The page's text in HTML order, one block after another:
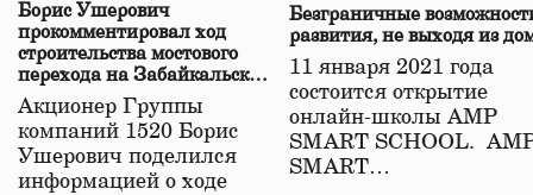
Борис Ушерович
прокомментировал ход
строительства мостового
перехода на Забайкальской
железной дороге
Акционер Группы
компаний 1520 Борис
Ушерович поделился
информацией о ходе
Безграничные
развития, не выходя из
11 января 2021 года
состоится открытие
онлайн-школы АМР
SMART SCHOOL.
SMART…